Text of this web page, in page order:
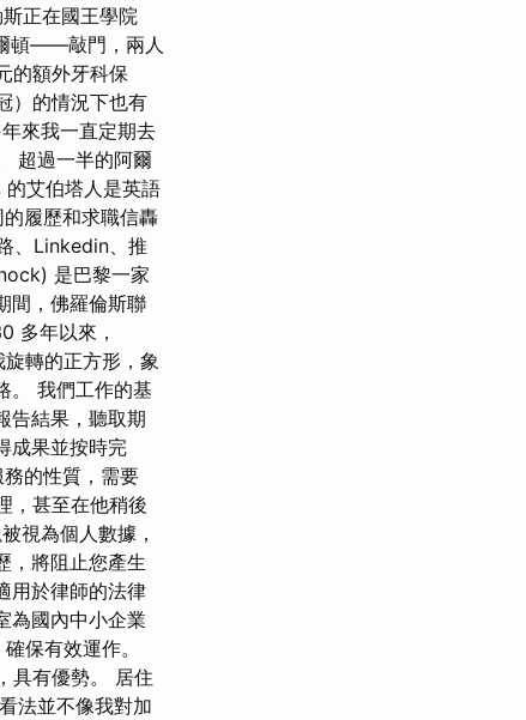
正在國王學院
頓——敲門，兩人
的額外牙科保
）的情況下也有
來我一直定期去
超過一半的阿爾
艾伯塔人是英語
履歷和求職信轟
、Linkedin、推
是巴黎一家
間，佛羅倫斯聯
多年以來，
轉的正方形，象
。 我們工作的基
告結果，聽取期
成果並按時完
的性質，需要
，甚至在他稍後
視為個人數據，
，將阻止您產生
用於律師的法律
為國內中小企業
保有效運作。
具有優勢。 居住
法並不像我對加